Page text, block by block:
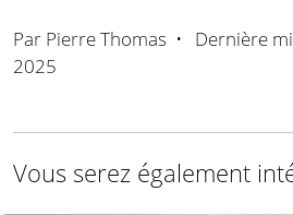
Par Pierre Thomas • Dernière
2025
Vous serez également